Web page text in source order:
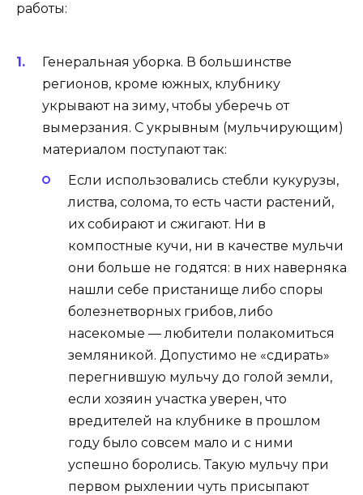
работы:
Генеральная уборка. В большинстве
регионов, кроме южных, клубнику
укрывают на зиму, чтобы уберечь от
вымерзания. С укрывным (мульчирующим)
материалом поступают так:
Если использовались стебли кукурузы,
листва, солома, то есть части растений,
их собирают и сжигают. Ни в
компостные кучи, ни в качестве мульчи
они больше не годятся: в них наверняка
нашли себе пристанище либо споры
болезнетворных грибов, либо
насекомые — любители полакомиться
земляникой. Допустимо не «сдирать»
перегнившую мульчу до голой земли,
если хозяин участка уверен, что
вредителей на клубнике в прошлом
году было совсем мало и с ними
успешно боролись. Такую мульчу при
первом рыхлении чуть присыпают